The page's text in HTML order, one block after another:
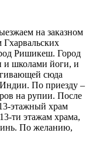
на заказном
Гхарвальских
Ришикеш. Город
и школами йоги, и
сюда
По приезду –
на рупии. После
этажный храм
ти этажам храма,
По желанию,